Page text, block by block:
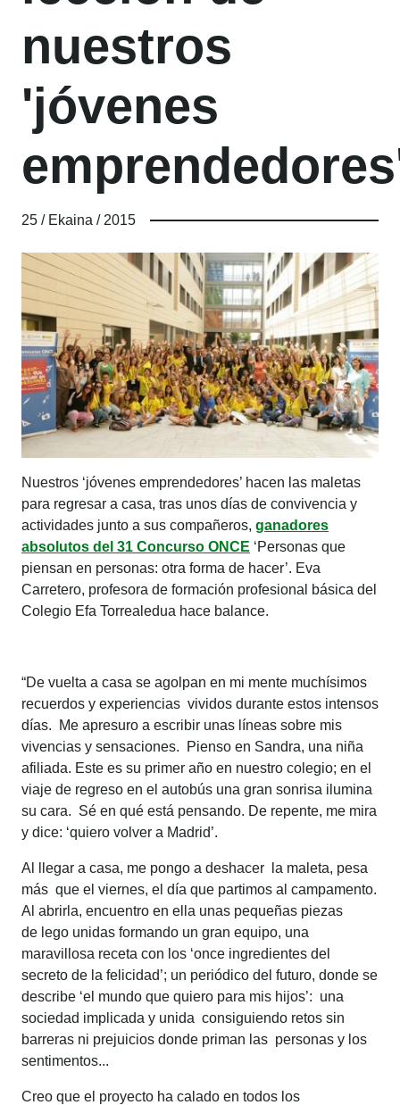
nuestros
'jóvenes
25 / Ekaina / 2015
Nuestros ‘jóvenes emprendedores’ hacen las maletas
para regresar a casa, tras unos días de convivencia y
actividades junto a sus compañeros, ganadores
absolutos del 31 Concurso ONCE ‘Personas que
piensan en personas: otra forma de hacer’. Eva
Carretero, profesora de formación profesional básica del
Colegio Efa Torrealedua hace balance.
“De vuelta a casa se agolpan en mi mente muchísimos
recuerdos y experiencias vividos durante estos intensos
días. Me apresuro a escribir unas líneas sobre mis
vivencias y sensaciones. Pienso en Sandra, una niña
afiliada. Este es su primer año en nuestro colegio; en el
viaje de regreso en el autobús una gran sonrisa ilumina
su cara. Sé en qué está pensando. De repente, me mira
y dice: ‘quiero volver a Madrid’.
Al llegar a casa, me pongo a deshacer la maleta, pesa
más que el viernes, el día que partimos al campamento.
Al abrirla, encuentro en ella unas pequeñas piezas
de lego unidas formando un gran equipo, una
maravillosa receta con los ‘once ingredientes del
secreto de la felicidad’; un periódico del futuro, donde se
describe ‘el mundo que quiero para mis hijos’: una
sociedad implicada y unida consiguiendo retos sin
barreras ni prejuicios donde priman las personas y los
sentimentos...
Creo que el proyecto ha calado en todos los